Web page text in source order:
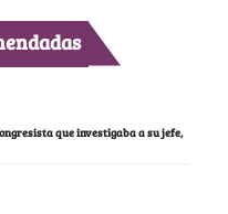
que investigaba a su jefe,